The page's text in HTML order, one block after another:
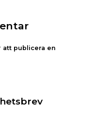
att publicera en